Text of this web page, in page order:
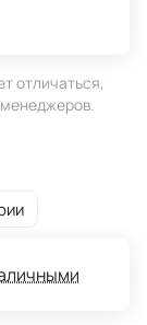
отличаться,